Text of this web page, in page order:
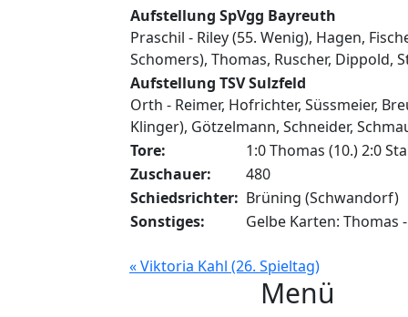
Aufstellung SpVgg Bayreuth
Praschil - Riley (55. Wenig), Hagen,
Schomers), Thomas, Ruscher, Dippold,
Aufstellung TSV Sulzfeld
Orth - Reimer, Hofrichter, Süssmeier,
Klinger), Götzelmann, Schneider,
Tore:
1:0 Thomas (10.) 2:0
Zuschauer:
480
Schiedsrichter: Brüning (Schwandorf)
Sonstiges:
Gelbe Karten: Thomas
« Viktoria Kahl (26. Spieltag)
Menü